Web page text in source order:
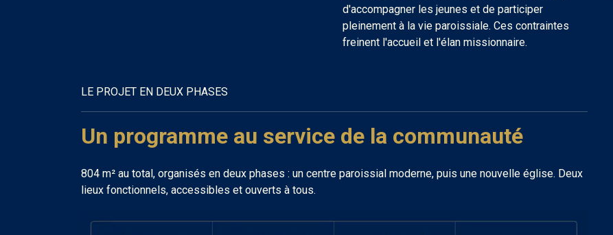
d'accompagner les jeunes et de participer
pleinement à la vie paroissiale. Ces contraintes
freinent l'accueil et l'élan missionnaire.
LE PROJET EN DEUX PHASES
Un programme au service de la communauté
804 m² au total, organisés en deux phases : un centre paroissial moderne, puis une nouvelle église. Deux
lieux fonctionnels, accessibles et ouverts à tous.